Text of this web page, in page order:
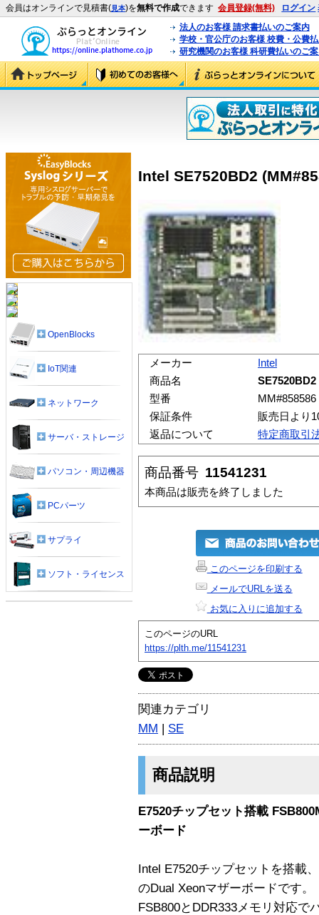
会員はオンラインで見積書(見本)を無料で作成できます 会員登録(無料) ログイン
法人のお客様 請求書払いのご案内
学校・官公庁のお客様 校費・公費
研究機関のお客様 科研費払いのご
Intel SE7520BD2
メーカー
Intel
商品名
SE7520BD2
型番
MM#858586
保証条件
販売日より
返品について
特定商取引
商品番号 11541231
本商品は販売を終了しました
このページを印刷する
メールでURLを送る
お気に入りに追加する
このページのURL
https://plth.me/11541231
関連カテゴリ
MM | SE
商品説明
E7520チップセット搭載
ーボード
Intel E7520チップセットを搭載
のDual Xeonマザーボードです。
FSB800とDDR333メモリ対応で
OpenBlocks
IoT関連
ネットワーク
サーバ・ストレージ
パソコン・周辺機器
PCパーツ
サプライ
ソフト・ライセンス